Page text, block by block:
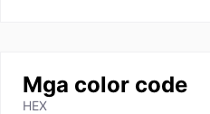
Mga color code
HEX